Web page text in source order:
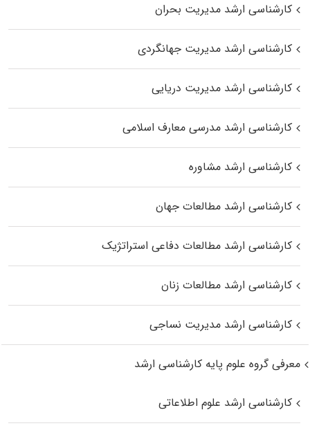
کارشناسی ارشد مدیریت بحران
کارشناسی ارشد مدیریت جهانگردی
کارشناسی ارشد مدیریت دریایی
کارشناسی ارشد مدرسی معارف اسلامی
کارشناسی ارشد مشاوره
کارشناسی ارشد مطالعات جهان
کارشناسی ارشد مطالعات دفاعی استراتژیک
کارشناسی ارشد مطالعات زنان
کارشناسی ارشد مدیریت نساجی
معرفی گروه علوم پایه کارشناسی ارشد
کارشناسی ارشد علوم اطلاعاتی